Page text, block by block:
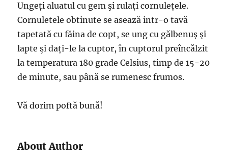
Ungeți aluatul cu gem şi rulați cornulețele.
Cornuletele obtinute se asează intr-o tavă
tapetată cu făina de copt, se ung cu gălbenuș şi
lapte şi dați-le la cuptor, în cuptorul preîncălzit
la temperatura 180 grade Celsius, timp de 15-20
de minute, sau până se rumenesc frumos.
Vă dorim poftă bună!
About Author